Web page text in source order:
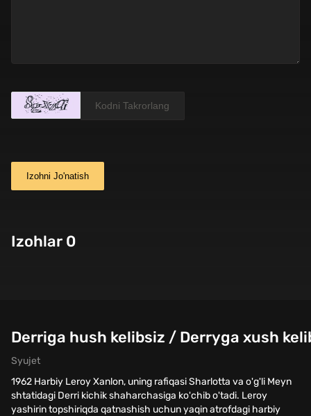
Izohni Jo'natish
Izohlar 0
Derriga hush kelibsiz / Derryga xush
Syujet
1962 Harbiy Leroy Xanlon, uning rafiqasi Sharlotta va o'g'li Meyn
shtatidagi Derri kichik shaharchasiga ko'chib o'tadi. Leroy
yashirin topshiriqda qatnashish uchun yaqin atrofdagi harbiy